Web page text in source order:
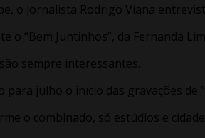
o jornalista Rodrigo Viana
o “Bem Juntinhos”, da Fernanda
sempre interessantes.
para julho o início das gravações de
o combinado, só estúdios e